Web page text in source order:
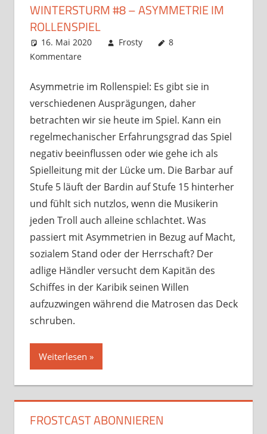
WINTERSTURM #8 – ASYMMETRIE IM
ROLLENSPIEL
16. Mai 2020 Frosty
8
Kommentare
Asymmetrie im Rollenspiel: Es gibt sie in
verschiedenen Ausprägungen, daher
betrachten wir sie heute im Spiel. Kann ein
regelmechanischer Erfahrungsgrad das Spiel
negativ beeinflussen oder wie gehe ich als
Spielleitung mit der Lücke um. Die Barbar auf
Stufe 5 läuft der Bardin auf Stufe 15 hinterher
und fühlt sich nutzlos, wenn die Musikerin
jeden Troll auch alleine schlachtet. Was
passiert mit Asymmetrien in Bezug auf Macht,
sozialem Stand oder der Herrschaft? Der
adlige Händler versucht dem Kapitän des
Schiffes in der Karibik seinen Willen
aufzuzwingen während die Matrosen das Deck
schruben.
Weiterlesen
FROSTCAST ABONNIEREN